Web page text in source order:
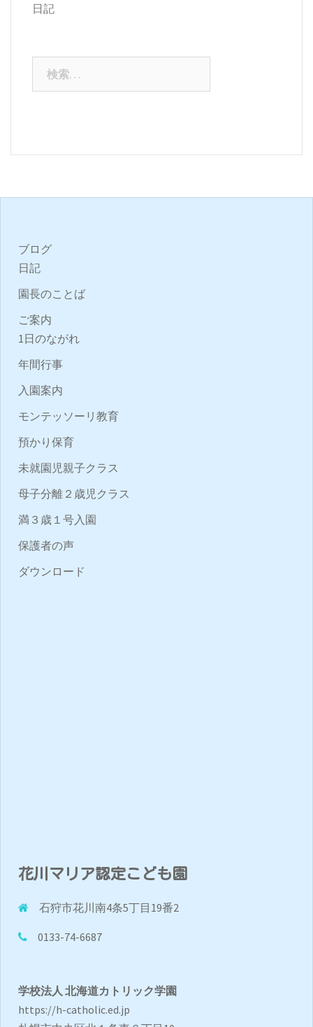
日記
ブログ
日記
園長のことば
ご案内
1日のながれ
年間行事
入園案内
モンテッソーリ教育
預かり保育
未就園児親子クラス
母子分離２歳児クラス
満３歳１号入園
保護者の声
ダウンロード
花川マリア認定こども園
石狩市花川南4条5丁目19番2
0133-74-6687
学校法人 北海道カトリック学園
https://h-catholic.ed.jp